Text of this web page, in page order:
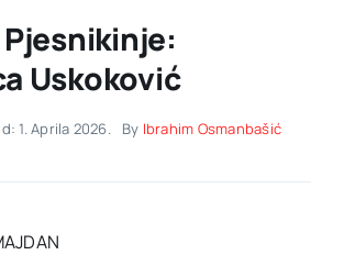
Uskoković
1. Aprila 2026. By Ibrahim Osmanbašić